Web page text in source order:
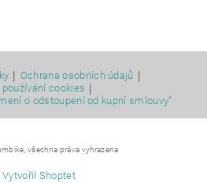
| Ochrana osobních údajů |
cookies |
o odstoupení od kupní smlouvy"
všechna práva vyhrazena
Vytvořil Shoptet